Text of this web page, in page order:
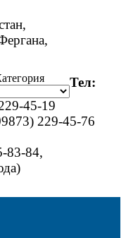
Тел:
45-19
229-45-76
83-84,